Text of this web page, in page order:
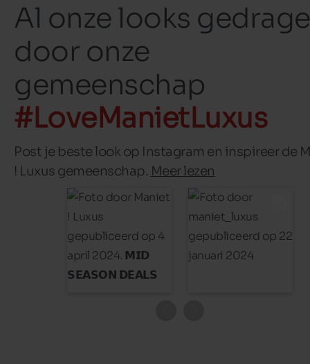
Al onze looks
door onze
gemeenschap
#LoveManietLuxus
Post je beste look op Instagram en inspireer de
! Luxus gemeenschap. Meer lezen